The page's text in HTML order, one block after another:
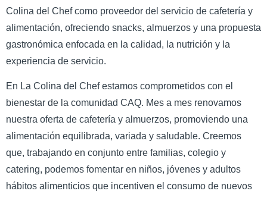
Colina del Chef como proveedor del servicio de cafetería y
alimentación, ofreciendo snacks, almuerzos y una propuesta
gastronómica enfocada en la calidad, la nutrición y la
experiencia de servicio.
En La Colina del Chef estamos comprometidos con el
bienestar de la comunidad CAQ. Mes a mes renovamos
nuestra oferta de cafetería y almuerzos, promoviendo una
alimentación equilibrada, variada y saludable. Creemos
que, trabajando en conjunto entre familias, colegio y
catering, podemos fomentar en niños, jóvenes y adultos
hábitos alimenticios que incentiven el consumo de nuevos